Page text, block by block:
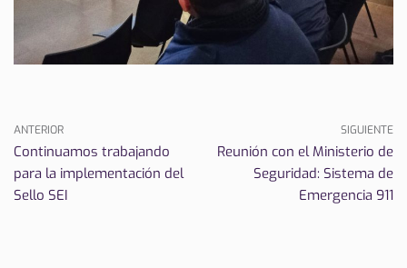
ANTERIOR
Continuamos trabajando
para la implementación del
Sello SEI
SIGUIENTE
Reunión con el Ministerio de
Seguridad: Sistema de
Emergencia 911